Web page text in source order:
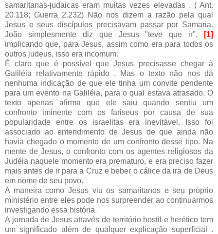
samaritanas-judaicas eram muitas vezes elevadas . ( Ant.
20.118; Guerra 2.232) Não nos dizem a razão pela qual
Jesus e seus discípulos precisavam passar por Samaria.
João simplesmente diz que Jesus "teve que ir",
[1]
implicando que, para Jesus, assim como era para todos os
outros judeus, isso era incomum.
É claro que é possível que Jesus precisasse chegar à
Galiléia relativamente rápido . Mas o texto não nos dá
nenhuma indicação de que ele tinha um convite pendente
para um evento na Galiléia, para o qual estava atrasado. O
texto apenas afirma que ele saiu quando sentiu um
confronto iminente com os fariseus por causa de sua
popularidade entre os israelitas era inevitável. Isso foi
associado ao entendimento de Jesus de que ainda não
havia chegado o momento de um confronto desse tipo. Na
mente de Jesus, o confronto com os agentes religiosos da
Judéia naquele momento era prematuro, e era preciso fazer
mais antes de ir para a Cruz e beber o cálice da ira de Deus
em nome de seu povo.
A maneira como Jesus viu os samaritanos e seu próprio
ministério entre eles pode nos surpreender ao continuarmos
investigando essa história.
A jornada de Jesus através de território hostil e herético tem
um significado além de qualquer explicação superficial .